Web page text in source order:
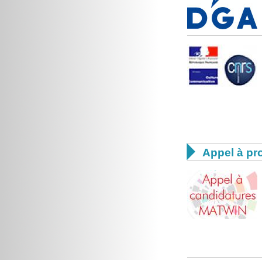
 Appel à